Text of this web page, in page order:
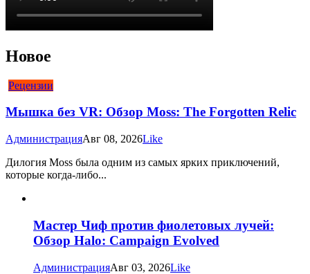
Новое
Рецензии
Мышка без VR: Обзор Moss: The Forgotten Relic
АдминистрацияАвг 08, 2026Like
Дилогия Moss была одним из самых ярких приключений,
которые когда-либо...
Мастер Чиф против фиолетовых лучей:
Обзор Halo: Campaign Evolved
АдминистрацияАвг 03, 2026Like